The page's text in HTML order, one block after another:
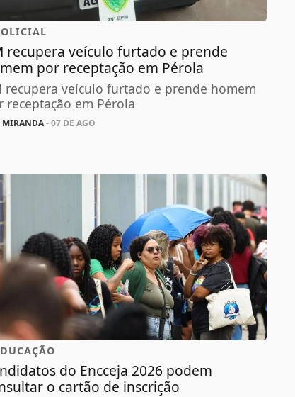
recupera veículo furtado e prende
por receptação em Pérola
recupera veículo furtado e prende homem
receptação em Pérola
MIRANDA- 07 DE AGO
do Encceja 2026 podem
o cartão de inscrição